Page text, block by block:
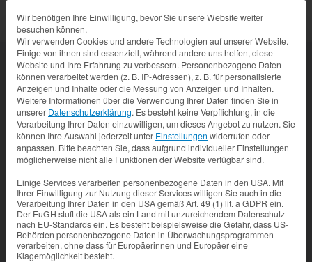
Prev
Datenschutz-Präferenz
Wir benötigen Ihre Einwilligung, bevor Sie unsere Website weiter
besuchen können.
Wir verwenden Cookies und andere Technologien auf unserer Website.
Einige von ihnen sind essenziell, während andere uns helfen, diese
Website und Ihre Erfahrung zu verbessern. Personenbezogene Daten
können verarbeitet werden (z. B. IP-Adressen), z. B. für personalisierte
Anzeigen und Inhalte oder die Messung von Anzeigen und Inhalten.
Weitere Informationen über die Verwendung Ihrer Daten finden Sie in
unserer Datenschutzerklärung. Es besteht keine Verpflichtung, in die
Verarbeitung Ihrer Daten einzuwilligen, um dieses Angebot zu nutzen. Sie
können Ihre Auswahl jederzeit unter Einstellungen widerrufen oder
anpassen. Bitte beachten Sie, dass aufgrund individueller Einstellungen
möglicherweise nicht alle Funktionen der Website verfügbar sind.
Einige Services verarbeiten personenbezogene Daten in den USA. Mit
Ihrer Einwilligung zur Nutzung dieser Services willigen Sie auch in die
Verarbeitung Ihrer Daten in den USA gemäß Art. 49 (1) lit. a GDPR ein.
Der EuGH stuft die USA als ein Land mit unzureichendem Datenschutz
nach EU-Standards ein. Es besteht beispielsweise die Gefahr, dass US-
Behörden personenbezogene Daten in Überwachungsprogrammen
verarbeiten, ohne dass für Europäerinnen und Europäer eine
Klagemöglichkeit besteht.